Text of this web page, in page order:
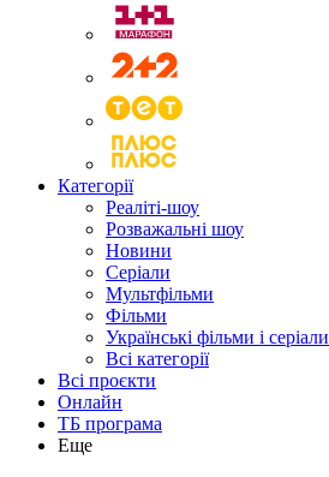
Категорії
Реаліті-шоу
Розважальні шоу
Новини
Серіали
Мультфільми
Фільми
Українські фільми і серіали
Всі категорії
Всі проєкти
Онлайн
ТБ програма
Еще